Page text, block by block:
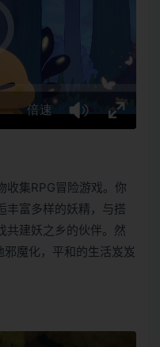
收集RPG冒险游戏。你
丰富多样的妖精，与搭
共建妖之乡的伙伴。然
邪魔化，平和的生活岌岌